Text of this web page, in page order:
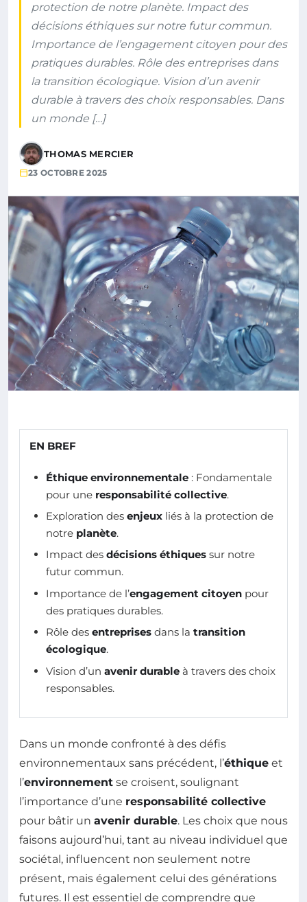
protection de notre planète. Impact des
décisions éthiques sur notre futur commun.
Importance de l’engagement citoyen pour des
pratiques durables. Rôle des entreprises dans
la transition écologique. Vision d’un avenir
durable à travers des choix responsables. Dans
un monde […]
THOMAS MERCIER
23 OCTOBRE 2025
EN BREF
Éthique environnementale : Fondamentale
pour une responsabilité collective.
Exploration des enjeux liés à la protection de
notre planète.
Impact des décisions éthiques sur notre
futur commun.
Importance de l’engagement citoyen pour
des pratiques durables.
Rôle des entreprises dans la transition
écologique.
Vision d’un avenir durable à travers des choix
responsables.
Dans un monde confronté à des défis
environnementaux sans précédent, l’éthique et
l’environnement se croisent, soulignant
l’importance d’une responsabilité collective
pour bâtir un avenir durable. Les choix que nous
faisons aujourd’hui, tant au niveau individuel que
sociétal, influencent non seulement notre
présent, mais également celui des générations
futures. Il est essentiel de comprendre que